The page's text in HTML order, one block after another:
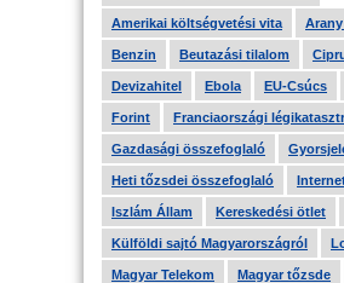
Amerikai költségvetési vita
Benzin Beutazási tilalom
Devizahitel Ebola EU-Csúcs
Forint Franciaországi
Gazdasági összefoglaló
Heti tőzsdei összefoglaló
Iszlám Állam Kereskedési ötlet
Külföldi sajtó Magyarországról
Magyar Telekom Magyar tőzsde